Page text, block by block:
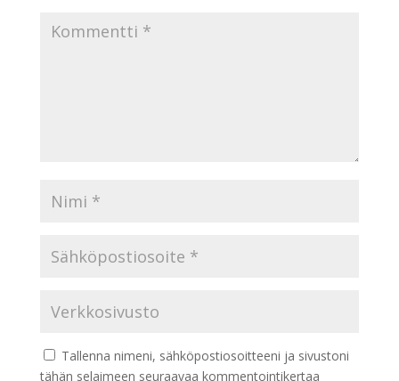
Tallenna nimeni, sähköpostiosoitteeni ja sivustoni
tähän selaimeen seuraavaa kommentointikertaa